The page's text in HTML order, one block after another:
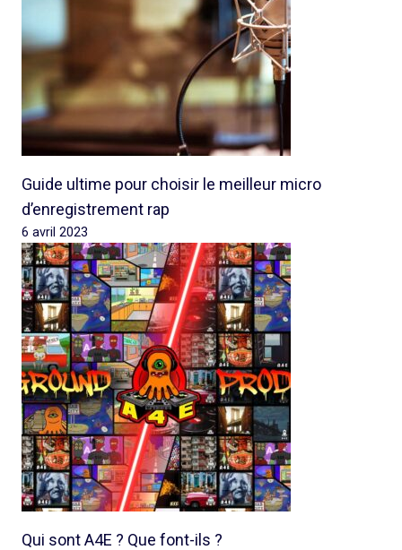
Guide ultime pour choisir le meilleur micro
d’enregistrement rap
6 avril 2023
Qui sont A4E ? Que font-ils ?